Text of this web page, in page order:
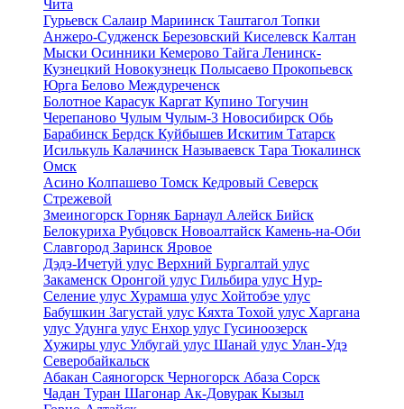
Чита
Гурьевск Салаир Мариинск Таштагол Топки
Анжеро-Судженск Березовский Киселевск Калтан
Мыски Осинники Кемерово Тайга Ленинск-
Кузнецкий Новокузнецк Полысаево Прокопьевск
Юрга Белово Междуреченск
Болотное Карасук Каргат Купино Тогучин
Черепаново Чулым Чулым-3 Новосибирск Обь
Барабинск Бердск Куйбышев Искитим Татарск
Исилькуль Калачинск Называевск Тара Тюкалинск
Омск
Асино Колпашево Томск Кедровый Северск
Стрежевой
Змеиногорск Горняк Барнаул Алейск Бийск
Белокуриха Рубцовск Новоалтайск Камень-на-Оби
Славгород Заринск Яровое
Дэдэ-Ичетуй улус Верхний Бургалтай улус
Закаменск Оронгой улус Гильбира улус Нур-
Селение улус Хурамша улус Хойтобэе улус
Бабушкин Загустай улус Кяхта Тохой улус Харгана
улус Удунга улус Енхор улус Гусиноозерск
Хужиры улус Улбугай улус Шанай улус Улан-Удэ
Северобайкальск
Абакан Саяногорск Черногорск Абаза Сорск
Чадан Туран Шагонар Ак-Довурак Кызыл